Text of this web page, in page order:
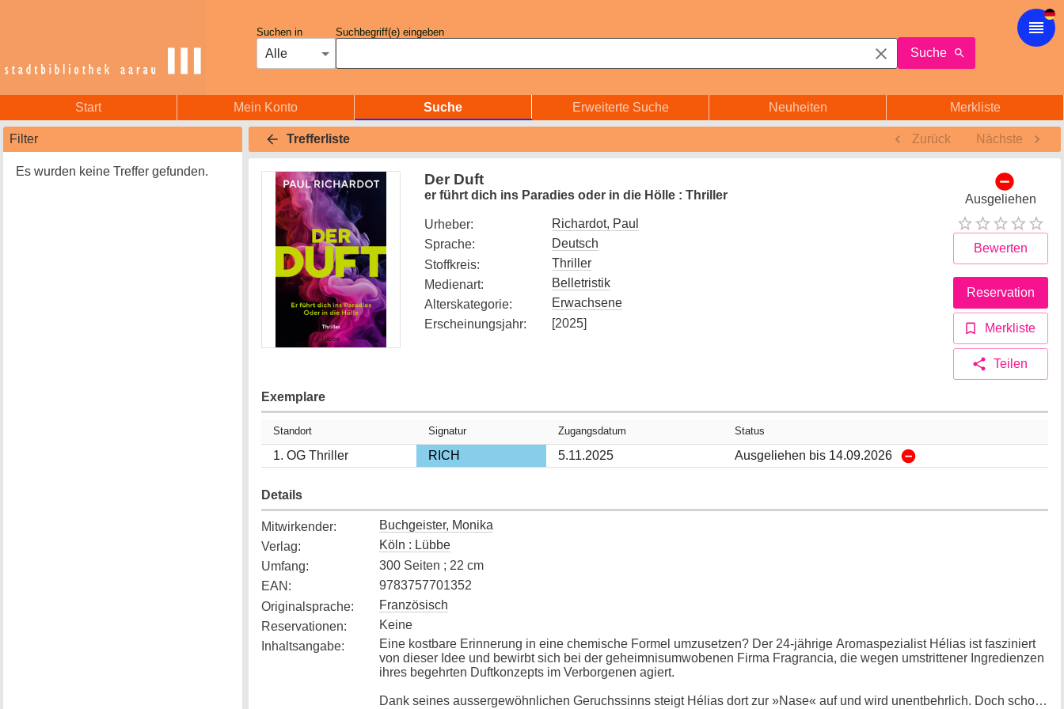
Suchen in
Alle
Suchbegriff(e) eingeben
Suche
Start Mein Konto Suche Erweiterte Suche Neuheiten Merkliste
Filter
Es wurden keine Treffer gefunden.
Trefferliste Zurück Nächste
Der Duft
er führt dich ins Paradies oder in die Hölle : Thriller
Urheber:
Richardot, Paul
Sprache:
Deutsch
Stoffkreis:
Thriller
Medienart:
Belletristik
Alterskategorie:
Erwachsene
Erscheinungsjahr: [2025]
Ausgeliehen
Bewerten
Reservation
Merkliste
Teilen
Exemplare
Standort Signatur Zugangsdatum Status
1. OG Thriller RICH 5.11.2025 Ausgeliehen bis 14.09.2026
Details
Mitwirkender:
Buchgeister, Monika
Verlag:
Köln : Lübbe
Umfang:
300 Seiten ; 22 cm
EAN :
9783757701352
Originalsprache:
Französisch
Reservationen:
Keine
Inhaltsangabe:
Eine kostbare Erinnerung in eine chemische Formel umzusetzen? Der 24-jährige Aromaspezialist Hélias ist fasziniert
von dieser Idee und bewirbt sich bei der geheimnisumwobenen Firma Fragrancia, die wegen umstrittener Ingredienzen
ihres begehrten Duftkonzepts im Verborgenen agiert.
Dank seines aussergewöhnlichen Geruchssinns steigt Hélias dort zur »Nase« auf und wird unentbehrlich. Doch schon